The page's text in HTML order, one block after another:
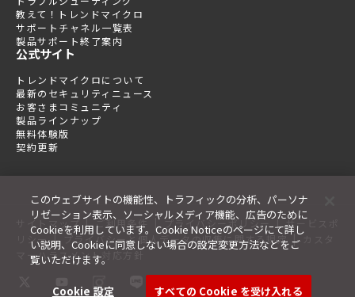
このウェブサイトの機能性、トラフィックの分析、パーソナ
リゼーション表示、ソーシャルメディア機能、広告のために
Cookieを利用しています。Cookie Noticeのページにて詳し
い説明、Cookieに同意しない場合の設定変更方法などをご
覧いただけます。
Cookie 設定 すべての Cookie を受け入れる
教えて！トレンドマイクロ
サポートチャネル一覧表
製品サポート終了案内
公式サイト
トレンドマイクロについて
最新のセキュリティニュース
お客さまコミュニティ
製品ラインナップ
無料体験版
契約更新
サイトマップ | ご利用条件 プライバシーポリシー | サービスポ
リシー | プライバシーと個人データの収集に関する規定 |
マーハラスメント対応方針